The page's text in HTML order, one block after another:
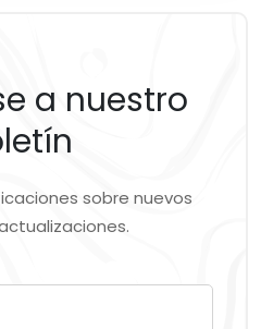
a nuestro
sobre nuevos